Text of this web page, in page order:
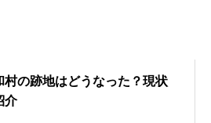
村の跡地はどうなった？現状
介